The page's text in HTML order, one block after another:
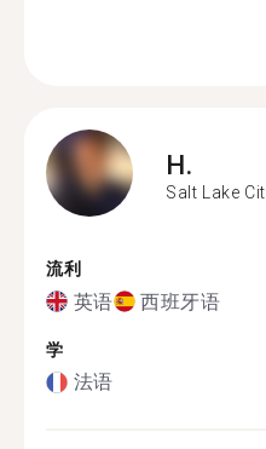
H.
Salt Lake
流利
英语 西班牙语
学
法语